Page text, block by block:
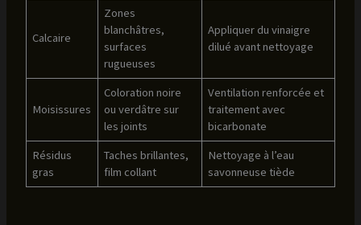
Calcaire
Zones
blanchâtres,
surfaces
rugueuses
Appliquer du vinaigre
dilué avant nettoyage
Moisissures
Coloration noire
ou verdâtre sur
les joints
Ventilation renforcée et
traitement avec
bicarbonate
Résidus
gras
Taches brillantes,
film collant
Nettoyage à l’eau
savonneuse tiède